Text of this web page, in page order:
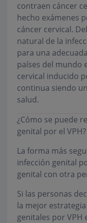
contraen cáncer
hecho exámenes
cáncer cervical.
natural de la
para una
países del mundo
cervical inducido
continua siendo
salud.
¿Cómo se puede
genital por el VPH?
La forma más
infección genital
genital con otra
Si las personas
la mejor
genitales por VPH